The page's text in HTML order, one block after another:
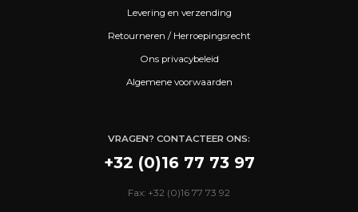
Levering en verzending
Retourneren / Herroepingsrecht
Ons privacybeleid
Algemene voorwaarden
VRAGEN? CONTACTEER ONS:
+32 (0)16 77 73 97
Fax: +32 (0)16 77 73 92